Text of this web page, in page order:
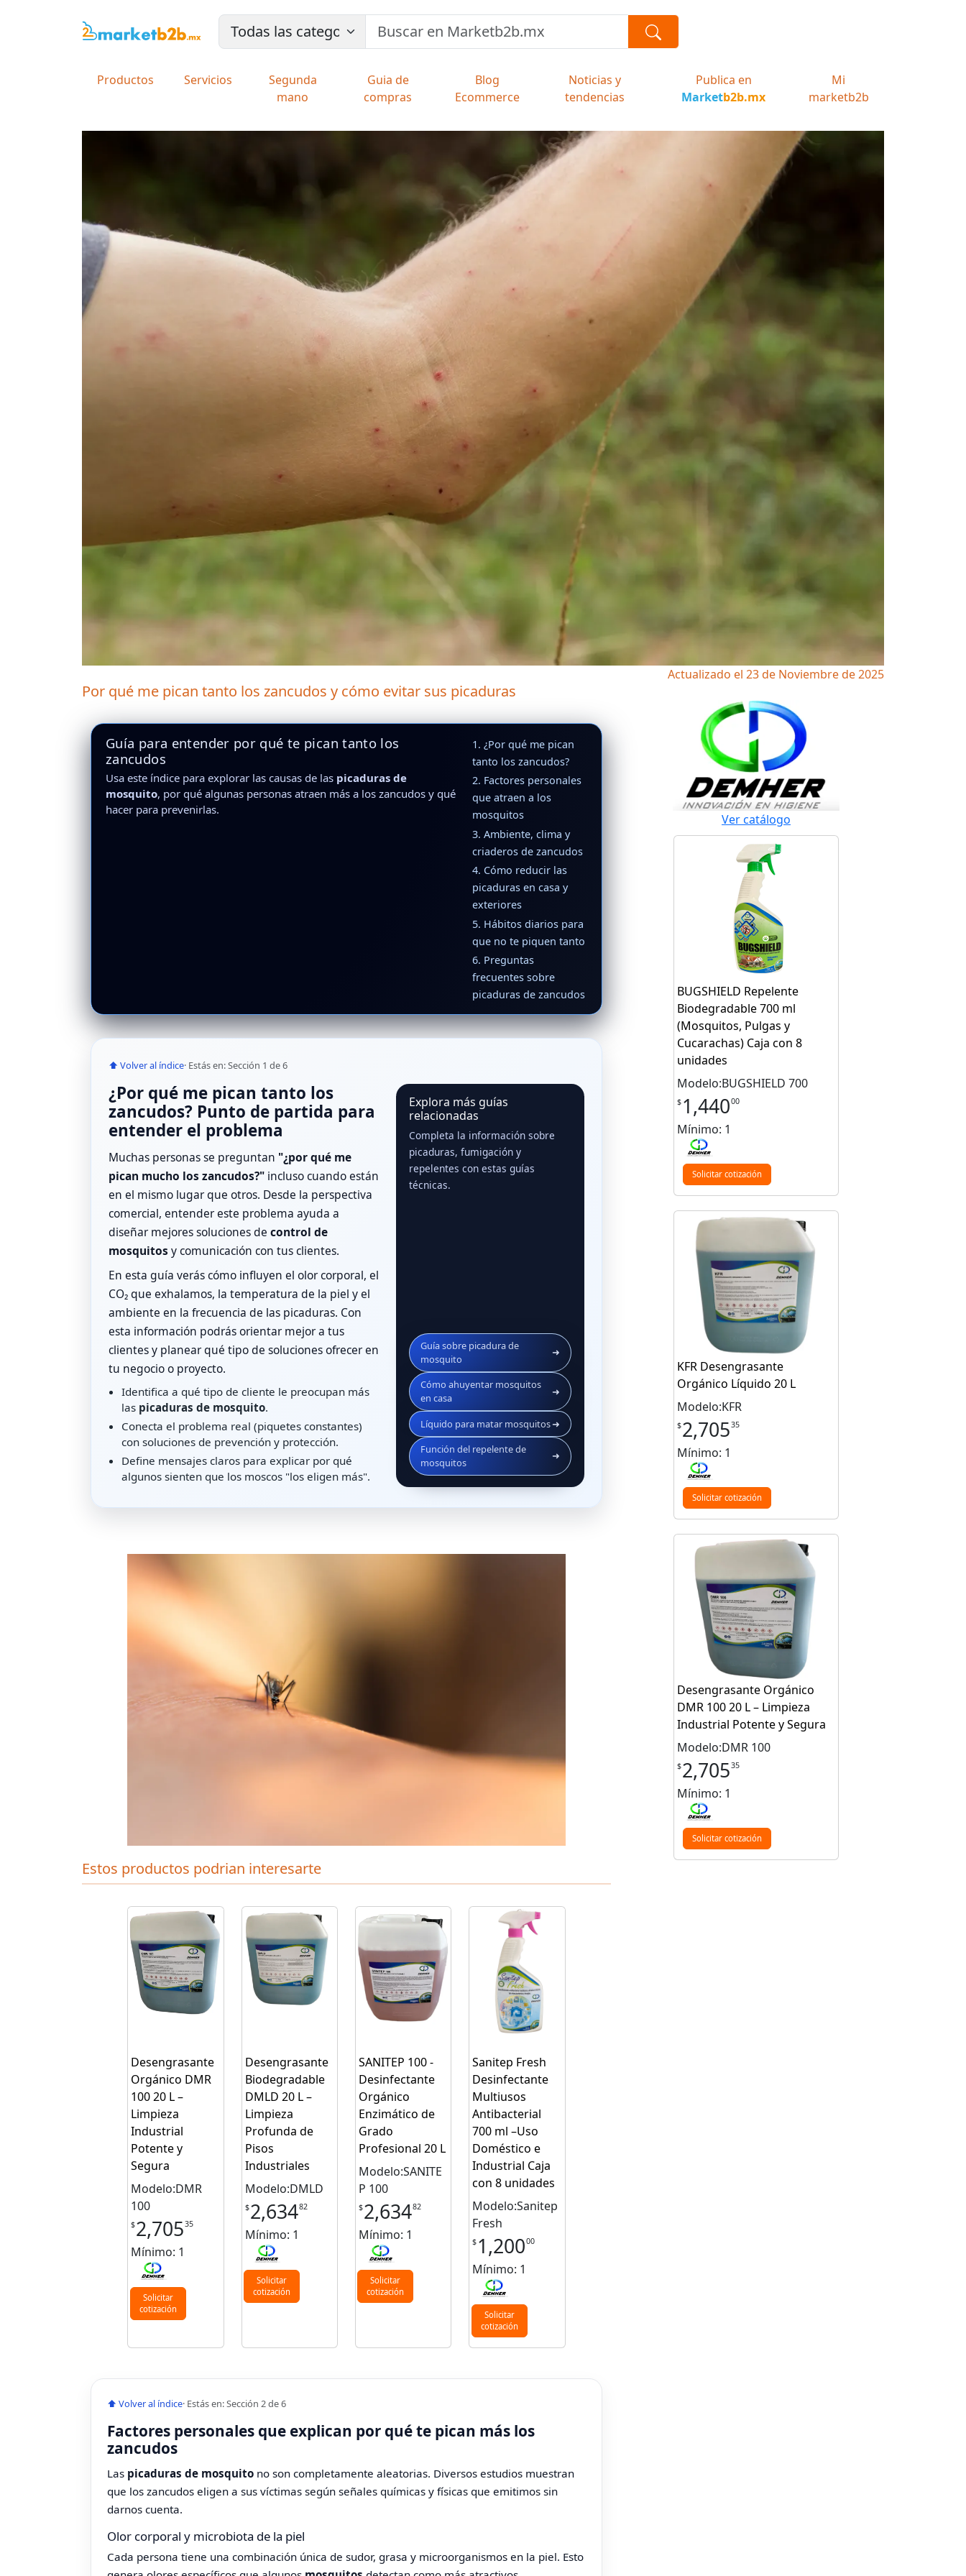
Productos Servicios
Segunda
mano
Guia de
compras
Blog
Ecommerce
Noticias y
tendencias
Publica en
Marketb2b.mx
Mi
marketb2b
Actualizado el 23 de Noviembre de 2025
Por qué me pican tanto los zancudos y cómo evitar sus picaduras
Guía para entender por qué te pican tanto los
zancudos
Usa este índice para explorar las causas de las picaduras de
mosquito, por qué algunas personas atraen más a los zancudos y qué
hacer para prevenirlas.
1. ¿Por qué me pican
tanto los zancudos?
2. Factores personales
que atraen a los
mosquitos
3. Ambiente, clima y
criaderos de zancudos
4. Cómo reducir las
picaduras en casa y
exteriores
5. Hábitos diarios para
que no te piquen tanto
6. Preguntas
frecuentes sobre
picaduras de zancudos
⬆ Volver al índice· Estás en: Sección 1 de 6
¿Por qué me pican tanto los
zancudos? Punto de partida para
entender el problema
Muchas personas se preguntan "¿por qué me
pican mucho los zancudos?" incluso cuando están
en el mismo lugar que otros. Desde la perspectiva
comercial, entender este problema ayuda a
diseñar mejores soluciones de control de
mosquitos y comunicación con tus clientes.
En esta guía verás cómo influyen el olor corporal, el
CO₂ que exhalamos, la temperatura de la piel y el
ambiente en la frecuencia de las picaduras. Con
esta información podrás orientar mejor a tus
clientes y planear qué tipo de soluciones ofrecer en
tu negocio o proyecto.
Identifica a qué tipo de cliente le preocupan más
las picaduras de mosquito.
Conecta el problema real (piquetes constantes)
con soluciones de prevención y protección.
Define mensajes claros para explicar por qué
algunos sienten que los moscos "los eligen más".
Explora más guías
relacionadas
Completa la información sobre
picaduras, fumigación y
repelentes con estas guías
técnicas.
Guía sobre picadura de
mosquito
➜
Cómo ahuyentar mosquitos
en casa
➜
Líquido para matar mosquitos➜
Función del repelente de
mosquitos
➜
Estos productos podrian interesarte
Desengrasante
Orgánico DMR
100 20 L –
Limpieza
Industrial
Potente y
Segura
Modelo:DMR
100
$2,70535
Mínimo: 1
Solicitar
cotización
Desengrasante
Biodegradable
DMLD 20 L –
Limpieza
Profunda de
Pisos
Industriales
Modelo:DMLD
$2,63482
Mínimo: 1
Solicitar
cotización
SANITEP 100 -
Desinfectante
Orgánico
Enzimático de
Grado
Profesional 20 L
Modelo:SANITE
P 100
$2,63482
Mínimo: 1
Solicitar
cotización
Sanitep Fresh
Desinfectante
Multiusos
Antibacterial
700 ml –Uso
Doméstico e
Industrial Caja
con 8 unidades
Modelo:Sanitep
Fresh
$ 1,20000
Mínimo: 1
Solicitar
cotización
⬆ Volver al índice· Estás en: Sección 2 de 6
Factores personales que explican por qué te pican más los
zancudos
Las picaduras de mosquito no son completamente aleatorias. Diversos estudios muestran
que los zancudos eligen a sus víctimas según señales químicas y físicas que emitimos sin
darnos cuenta.
Olor corporal y microbiota de la piel
Cada persona tiene una combinación única de sudor, grasa y microorganismos en la piel. Esto
Ver catálogo
BUGSHIELD Repelente
Biodegradable 700 ml
(Mosquitos, Pulgas y
Cucarachas) Caja con 8
unidades
Modelo:BUGSHIELD 700
$ 1,44000
Mínimo: 1
Solicitar cotización
KFR Desengrasante
Orgánico Líquido 20 L
Modelo:KFR
$2,70535
Mínimo: 1
Solicitar cotización
Desengrasante Orgánico
DMR 100 20 L – Limpieza
Industrial Potente y Segura
Modelo:DMR 100
$2,70535
Mínimo: 1
Solicitar cotización